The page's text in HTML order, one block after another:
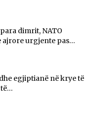
dimrit, NATO
urgjente pas...
egjiptianë në krye të